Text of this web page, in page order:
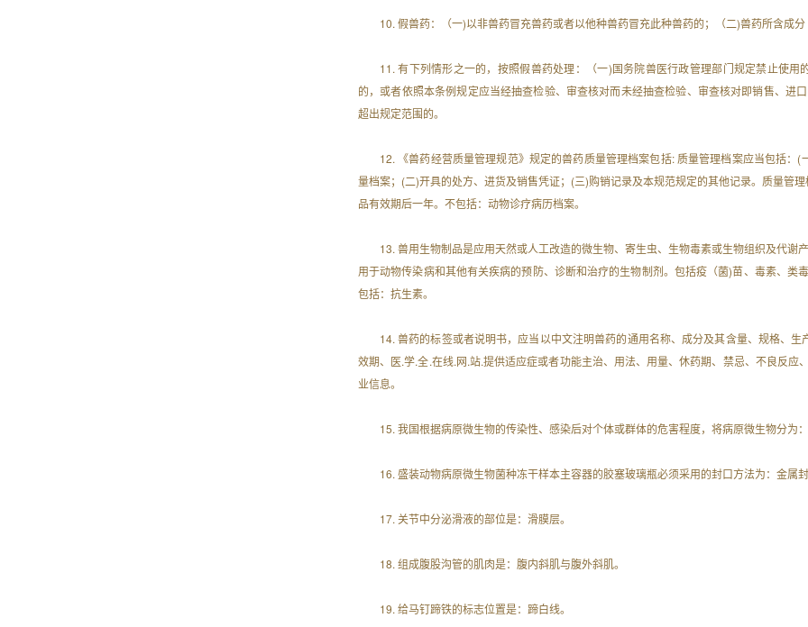
10. 假兽药：（一)以非兽药冒充兽药或者以他种兽药冒充此种兽药的；（二)兽药所含成分
11. 有下列情形之一的，按照假兽药处理：（一)国务院兽医行政管理部门规定禁止使
的，或者依照本条例规定应当经抽查检验、审查核对而未经抽查检验、审查核对即销售、进
超出规定范围的。
12. 《兽药经营质量管理规范》规定的兽药质量管理档案包括: 质量管理档案应当包括
量档案；(二)开具的处方、进货及销售凭证；(三)购销记录及本规范规定的其他记录。质量管
品有效期后一年。不包括：动物诊疗病历档案。
13. 兽用生物制品是应用天然或人工改造的微生物、寄生虫、生物毒素或生物组织及代谢
用于动物传染病和其他有关疾病的预防、诊断和治疗的生物制剂。包括疫（菌)苗、毒素、
包括：抗生素。
14. 兽药的标签或者说明书，应当以中文注明兽药的通用名称、成分及其含量、规格、
效期、医.学.全.在线.网.站.提供适应症或者功能主治、用法、用量、休药期、禁忌、不良反
业信息。
15. 我国根据病原微生物的传染性、感染后对个体或群体的危害程度，将病原微生物分为：
16. 盛装动物病原微生物菌种冻干样本主容器的胶塞玻璃瓶必须采用的封口方法为：金属封
17. 关节中分泌滑液的部位是：滑膜层。
18. 组成腹股沟管的肌肉是：腹内斜肌与腹外斜肌。
19. 给马钉蹄铁的标志位置是：蹄白线。